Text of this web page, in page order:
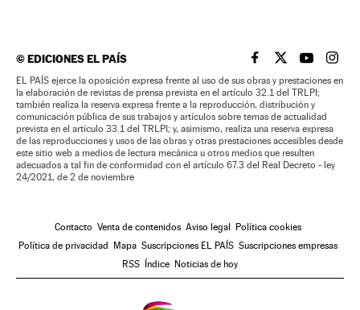
©EDICIONES EL PAÍS EL PAÍS BRASIL EN
EL PAÍSEL PAÍS
EL
EL PAÍS ejerce la oposición expresa frente al uso de sus obras y prestaciones en
la elaboración de revistas de prensa prevista en el artículo 32.1 del TRLPI;
también realiza la reserva expresa frente a la reproducción, distribución y
comunicación pública de sus trabajos y artículos sobre temas de actualidad
prevista en el artículo 33.1 del TRLPI; y, asimismo, realiza una reserva expresa
de las reproducciones y usos de las obras y otras prestaciones accesibles desde
este sitio web a medios de lectura mecánica u otros medios que resulten
adecuados a tal fin de conformidad con el artículo 67.3 del Real Decreto - ley
24/2021, de 2 de noviembre
Contacto Venta de contenidos Aviso legal Política cookies
Política de privacidad Mapa Suscripciones EL PAÍS Suscripciones empresas
RSS Índice Noticias de hoy